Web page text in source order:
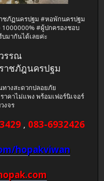
ชภัฏนครปฐม #หอพักนครปฐม
#ผู้ปกครองชอบ
บมากันได้เลยค่ะ
รรณ
าชภัฎนครปฐม
างสะดวกปลอยภัย
าคาไม่แพง พร้อมเฟอร์นิเจอร์
งจร
, 083-6932426
hopakviwan